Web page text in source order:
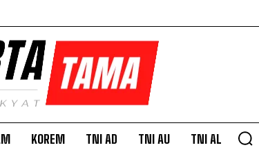
KOREM TNI AD TNI AU TNI AL